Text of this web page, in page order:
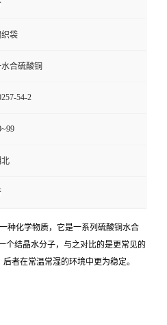
袋
合硫酸铜
54-2
种化学物质，它是一系列硫酸铜水合
个结晶水分子，与之对比的是更常见的
后者在常温常湿的环境中更为稳定。